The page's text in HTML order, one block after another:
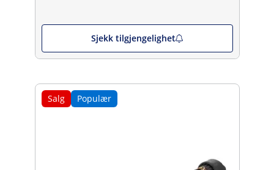
Sjekk tilgjengelighet
Salg Populær